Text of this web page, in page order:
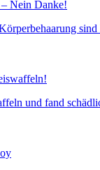
Nein Danke!
und fand